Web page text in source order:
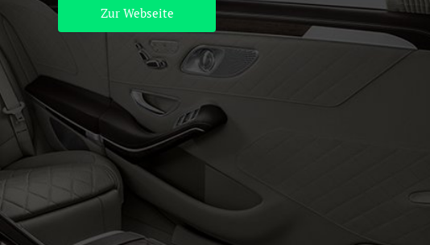
Zur Webseite